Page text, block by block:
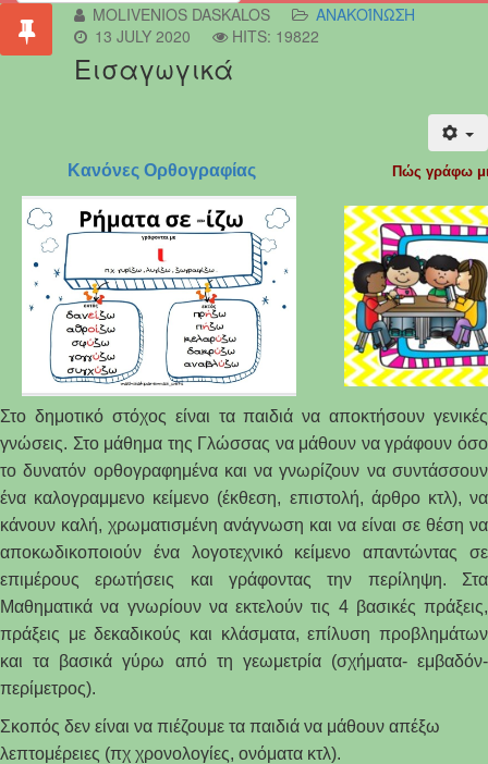
MOLIVENIOS DASKALOS
ΑΝΑΚΟΊΝΩΣΗ
13 JULY 2020
HITS: 19822
Εισαγωγικά
Κανόνες Ορθογραφίας Πώς γράφω
Στο δημοτικό στόχος είναι τα παιδιά να αποκτήσουν γενικές
γνώσεις. Στο μάθημα της Γλώσσας να μάθουν να γράφουν όσο
το δυνατόν ορθογραφημένα και να γνωρίζουν να συντάσσουν
ένα καλογραμμενο κείμενο (έκθεση, επιστολή, άρθρο κτλ), να
κάνουν καλή, χρωματισμένη ανάγνωση και να είναι σε θέση να
αποκωδικοποιούν ένα λογοτεχνικό κείμενο απαντώντας σε
επιμέρους ερωτήσεις και γράφοντας την περίληψη. Στα
Μαθηματικά να γνωρίουν να εκτελούν τις 4 βασικές πράξεις,
πράξεις με δεκαδικούς και κλάσματα, επίλυση προβλημάτων
και τα βασικά γύρω από τη γεωμετρία (σχήματα- εμβαδόν-
περίμετρος).
Σκοπός δεν είναι να πιέζουμε τα παιδιά να μάθουν απέξω
λεπτομέρειες (πχ χρονολογίες, ονόματα κτλ).